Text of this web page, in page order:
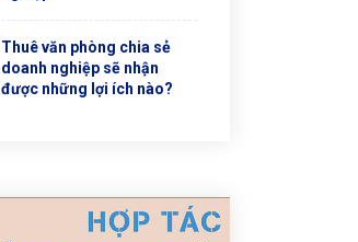
Thuê văn phòng chia sẻ
doanh nghiệp sẽ nhận
được những lợi ích nào?